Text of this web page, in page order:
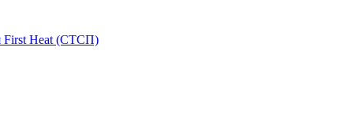
First Heat (СТСП)